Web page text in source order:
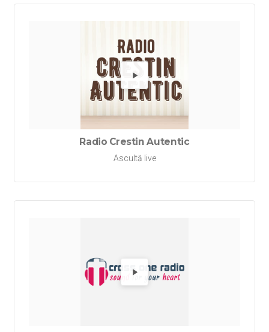
Redă
Radio Crestin Autentic
Ascultă live
Redă